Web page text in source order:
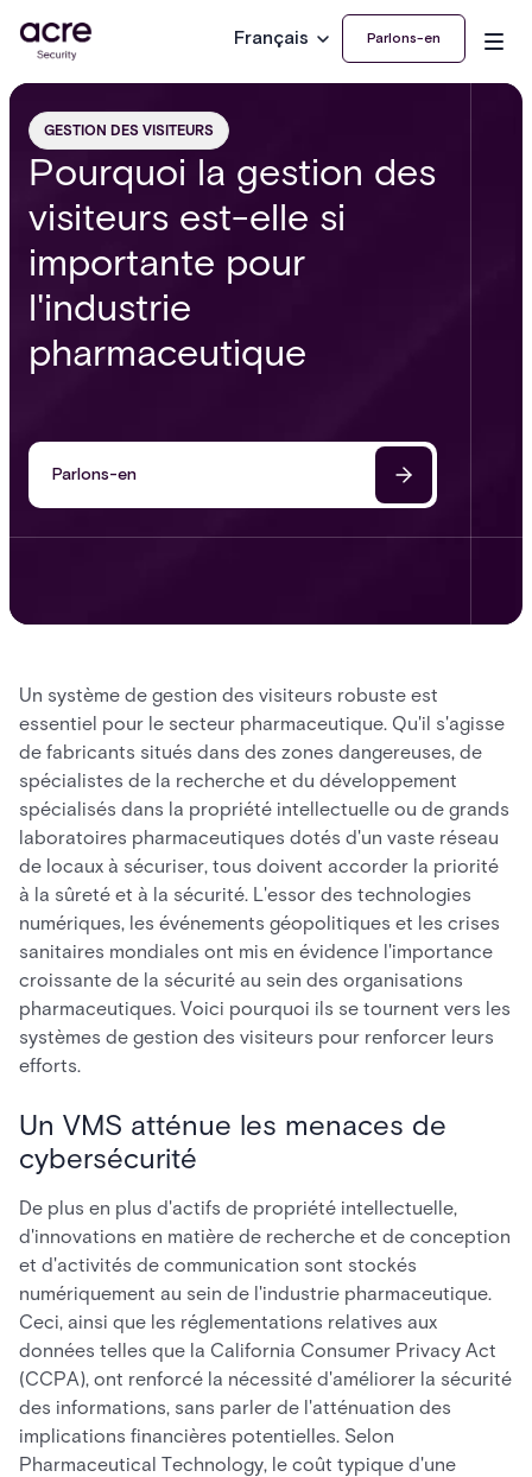
Français Parlons-en
GESTION DES VISITEURS
Pourquoi la gestion des
visiteurs est-elle si
importante pour
l'industrie
pharmaceutique
Parlons-en
Un système de gestion des visiteurs robuste est
essentiel pour le secteur pharmaceutique. Qu'il s'agisse
de fabricants situés dans des zones dangereuses, de
spécialistes de la recherche et du développement
spécialisés dans la propriété intellectuelle ou de grands
laboratoires pharmaceutiques dotés d'un vaste réseau
de locaux à sécuriser, tous doivent accorder la priorité
à la sûreté et à la sécurité. L'essor des technologies
numériques, les événements géopolitiques et les crises
sanitaires mondiales ont mis en évidence l'importance
croissante de la sécurité au sein des organisations
pharmaceutiques. Voici pourquoi ils se tournent vers les
systèmes de gestion des visiteurs pour renforcer leurs
efforts.
Un VMS atténue les menaces de
cybersécurité
De plus en plus d'actifs de propriété intellectuelle,
d'innovations en matière de recherche et de conception
et d'activités de communication sont stockés
numériquement au sein de l'industrie pharmaceutique.
Ceci, ainsi que les réglementations relatives aux
données telles que la California Consumer Privacy Act
(CCPA), ont renforcé la nécessité d'améliorer la sécurité
des informations, sans parler de l'atténuation des
implications financières potentielles. Selon
Pharmaceutical Technology, le coût typique d'une